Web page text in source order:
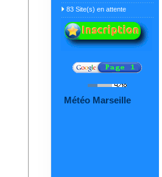
83 Site(s) en attente
Météo Marseille